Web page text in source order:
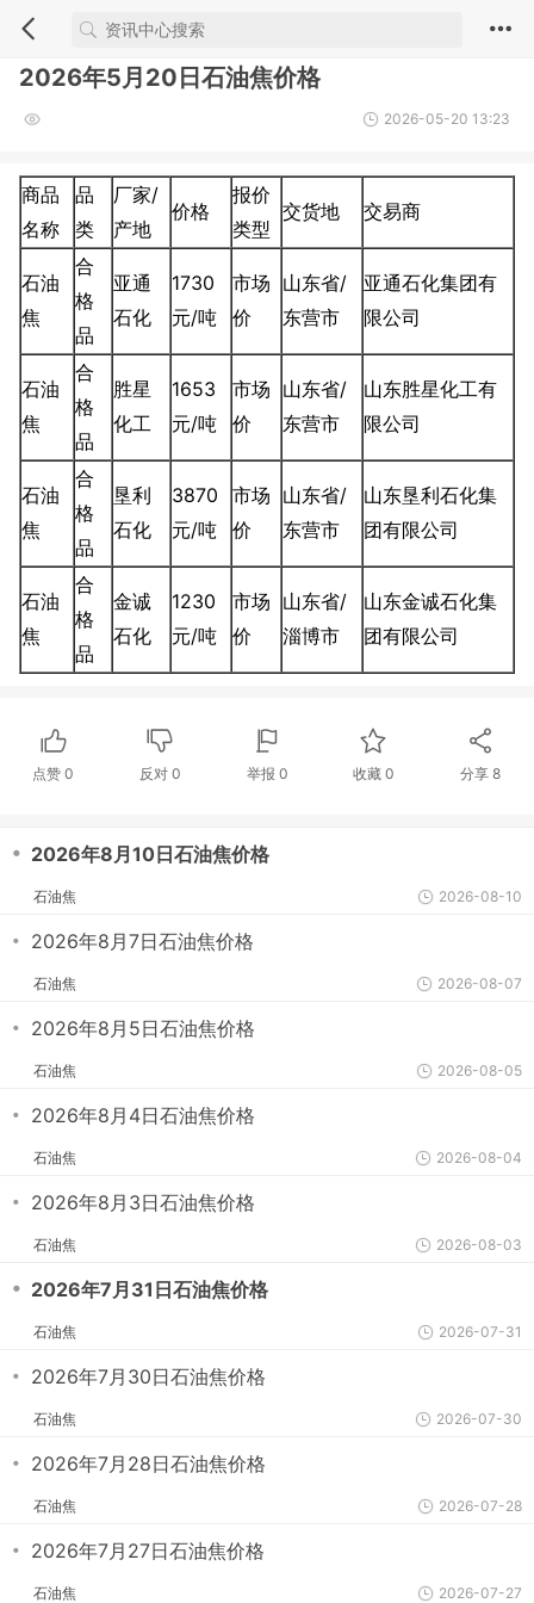
2026年5月20日石油焦价格
2026-05-20 13:23
商品
名称
品
类
厂家/
产地
价格
报价
类型
交货地 交易商
石油
焦
合
格
品
亚通
石化
1730
元/吨
市场
价
山东省/
东营市
亚通石化集团有
限公司
石油
焦
合
格
品
胜星
化工
1653
元/吨
市场
价
山东省/
东营市
山东胜星化工有
限公司
石油
焦
合
格
品
垦利
石化
3870
元/吨
市场
价
山东省/
东营市
山东垦利石化集
团有限公司
石油
焦
合
格
品
金诚
石化
1230
元/吨
市场
价
山东省/
淄博市
山东金诚石化集
团有限公司
点赞0 反对 0 举报 0 收藏 0 分享8
・ 2026年8月10日石油焦价格
石油焦 2026-08-10
・ 2026年8月7日石油焦价格
石油焦 2026-08-07
・ 2026年8月5日石油焦价格
石油焦 2026-08-05
・ 2026年8月4日石油焦价格
石油焦 2026-08-04
・ 2026年8月3日石油焦价格
石油焦 2026-08-03
・ 2026年7月31日石油焦价格
石油焦 2026-07-31
・ 2026年7月30日石油焦价格
石油焦 2026-07-30
・ 2026年7月28日石油焦价格
石油焦 2026-07-28
・ 2026年7月27日石油焦价格
石油焦 2026-07-27